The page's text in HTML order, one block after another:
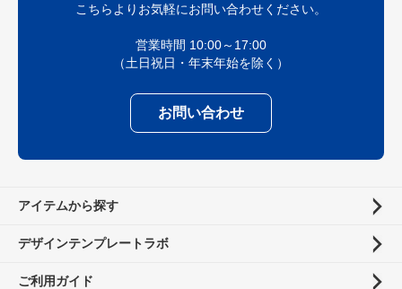
こちらよりお気軽にお問い合わせください。
営業時間 10:00～17:00
（土日祝日・年末年始を除く）
お問い合わせ
アイテムから探す
デザインテンプレートラボ
ご利用ガイド